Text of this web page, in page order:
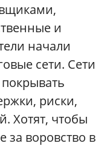
и
начали
сети. Сети
риски,
Хотят, чтобы
за воровство в